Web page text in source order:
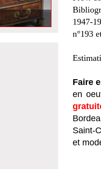
1947-
n°193
Faire
en
Saint-
et